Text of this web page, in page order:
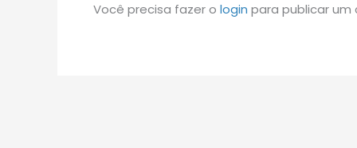
Você precisa fazer o login para publicar um